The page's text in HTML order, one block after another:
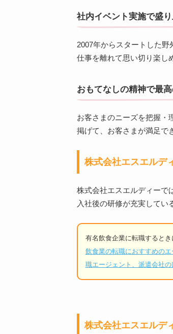
社内イベント実施で盛
2007年からスタートした野
仕事を離れて思い切り楽し
おもてなしの精神で最
お客さまのニーズを把握・
掲げて、お客さまが満足で
株式会社エスエルデ
株式会社エスエルディーで
入社後の研修が充実してい
有名飲食企業に転職すると
飲食業の転職におすすめの
職エージェント、派遣会社
株式会社エスエルデ